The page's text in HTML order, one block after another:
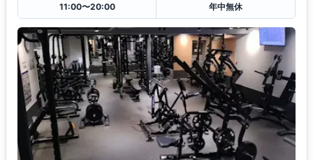
11:00〜20:00
年中無休